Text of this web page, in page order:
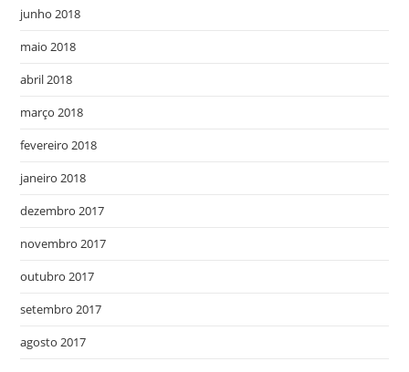
junho 2018
maio 2018
abril 2018
março 2018
fevereiro 2018
janeiro 2018
dezembro 2017
novembro 2017
outubro 2017
setembro 2017
agosto 2017